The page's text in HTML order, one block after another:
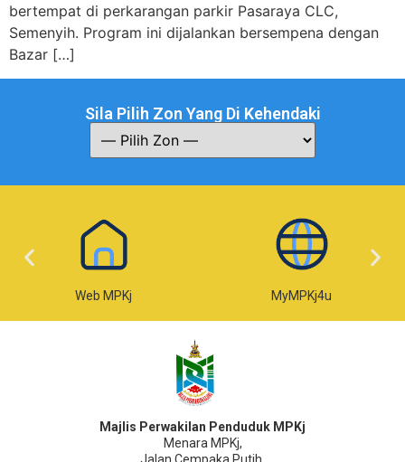
bertempat di perkarangan parkir Pasaraya CLC,
Semenyih. Program ini dijalankan bersempena dengan
Bazar […]
Sila Pilih Zon Yang Di Kehendaki
Web MPKj MyMPKj4u
Majlis Perwakilan Penduduk MPKj
Menara MPKj,